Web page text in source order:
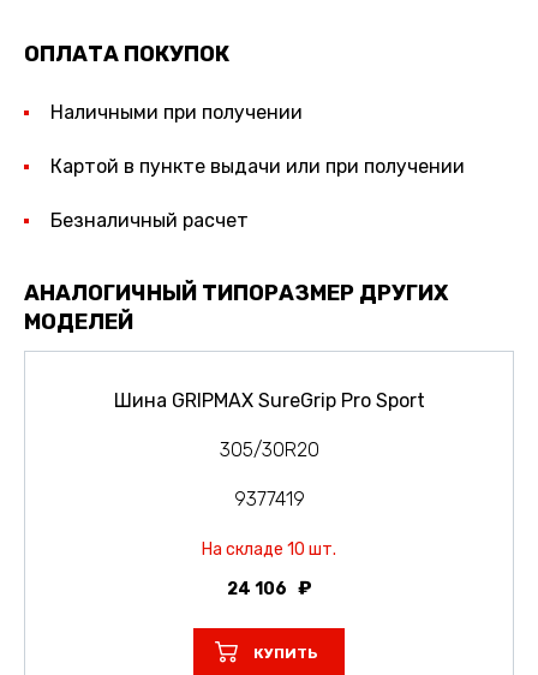
ОПЛАТА ПОКУПОК
Наличными при получении
Картой в пункте выдачи или при получении
Безналичный расчет
АНАЛОГИЧНЫЙ ТИПОРАЗМЕР ДРУГИХ
МОДЕЛЕЙ
Шина GRIPMAX SureGrip Pro Sport
305/30R20
9377419
На складе 10 шт.
24 106
КУПИТЬ